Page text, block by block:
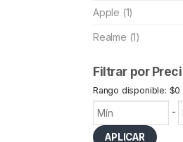
Apple (1)
Realme (1)
Filtrar por
Rango disponible: $0
-
APLICAR